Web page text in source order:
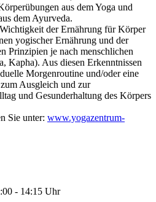
aus dem Yoga und
dem Ayurveda.
der Ernährung für Körper
yogischer Ernährung und der
Prinzipien je nach menschlichen
Kapha). Aus diesen Erkenntnissen
Morgenroutine und/oder eine
Ausgleich und zur
und Gesunderhaltung des Körpers
Sie unter: www.yogazentrum-
- 14:15 Uhr